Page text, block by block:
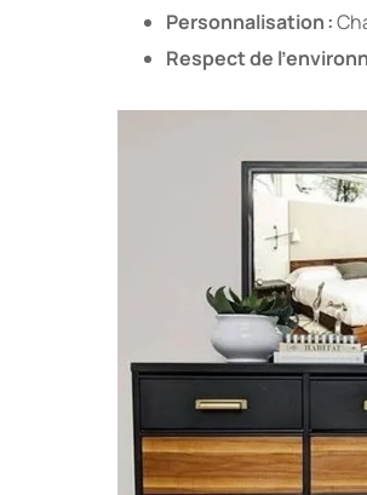
Personnalisation :
Respect de